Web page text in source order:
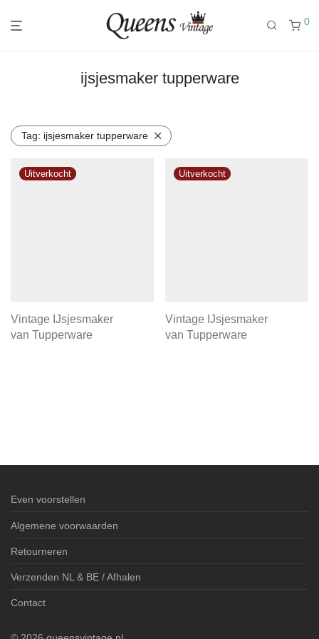
0
ijsjesmaker tupperware
Tag: ijsjesmaker tupperware
Vintage IJsjesmaker
van Tupperware
Vintage IJsjesmaker
van Tupperware
Even voorstellen
Algemene voorwaarden
Retourneren
Verzenden NL & BE / Afhalen
Contact